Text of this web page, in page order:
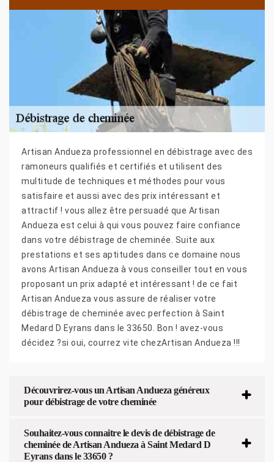
Artisan Andueza professionnel en débistrage avec des
ramoneurs qualifiés et certifiés et utilisent des
multitude de techniques et méthodes pour vous
satisfaire et aussi avec des prix intéressant et
attractif ! vous allez être persuadé que Artisan
Andueza est celui à qui vous pouvez faire confiance
dans votre débistrage de cheminée. Suite aux
prestations et ses aptitudes dans ce domaine nous
avons Artisan Andueza à vous conseiller tout en vous
proposant un prix adapté et intéressant ! de ce fait
Artisan Andueza vous assure de réaliser votre
débistrage de cheminée avec perfection à Saint
Medard D Eyrans dans le 33650. Bon ! avez-vous
décidez ?si oui, courrez vite chezArtisan Andueza !!!
Découvrirez-vous un Artisan Andueza généreux
pour débistrage de votre cheminée
Souhaitez-vous connaitre le devis de débistrage de
cheminée de Artisan Andueza à Saint Medard D
Eyrans dans le 33650 ?